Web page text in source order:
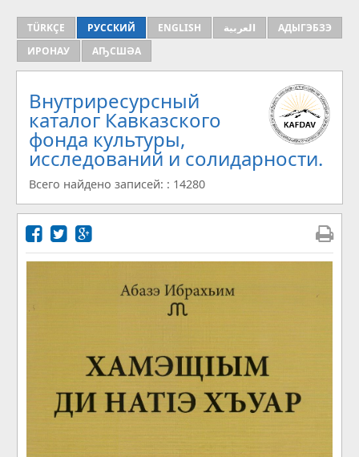
TÜRKÇE РУССКИЙ ENGLISH العربية
АДЫГЭБЗЭ
ИРОНАУ
АҦСШӘА
Внутриресурсный
каталог Кавказского
фонда культуры,
исследований и солидарности.
Всего найдено записей: : 14280